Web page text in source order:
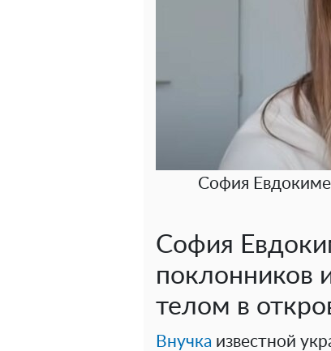
София
София
поклонников
телом в
Внучка известной